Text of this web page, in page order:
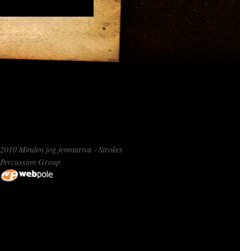
2010 Minden jog fenntartva - Strokes
Percussion Group